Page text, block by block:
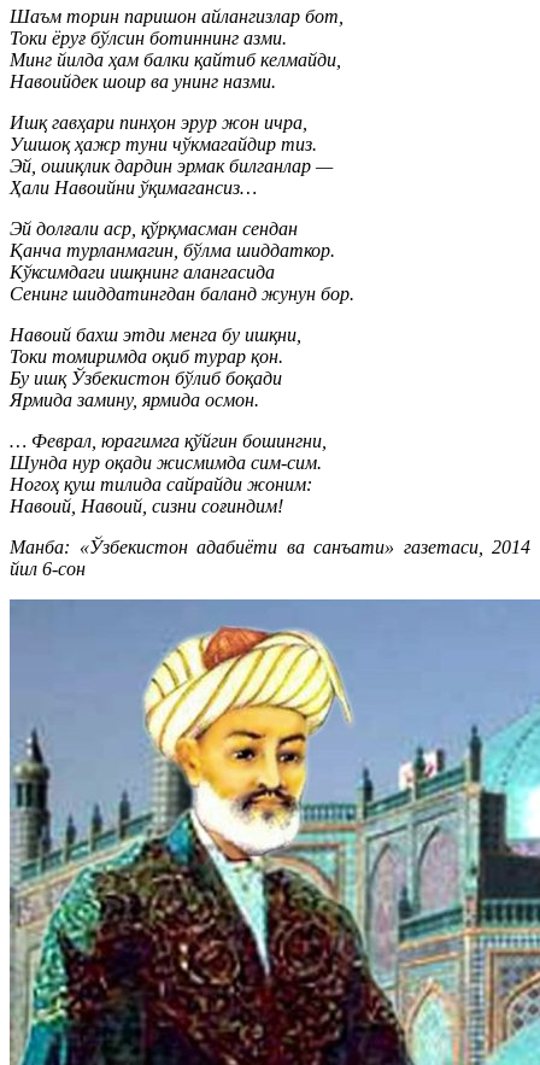
Шаъм торин паришон айлангизлар бот,
Токи ёруғ бўлсин ботиннинг азми.
Минг йилда ҳам балки қайтиб келмайди,
Навоийдек шоир ва унинг назми.
Ишқ гавҳари пинҳон эрур жон ичра,
Ушшоқ ҳажр туни чўкмагайдир тиз.
Эй, ошиқлик дардин эрмак билганлар —
Ҳали Навоийни ўқимагансиз…
Эй долғали аср, қўрқмасман сендан
Қанча турланмагин, бўлма шиддаткор.
Кўксимдаги ишқнинг алангасида
Сенинг шиддатингдан баланд жунун бор.
Навоий бахш этди менга бу ишқни,
Токи томиримда оқиб турар қон.
Бу ишқ Ўзбекистон бўлиб боқади
Ярмида замину, ярмида осмон.
… Феврал, юрагимга қўйгин бошингни,
Шунда нур оқади жисмимда сим-сим.
Ногоҳ қуш тилида сайрайди жоним:
Навоий, Навоий, сизни соғиндим!
Манба: «Ўзбекистон адабиёти ва санъати» газетаси, 2014
йил 6-сон